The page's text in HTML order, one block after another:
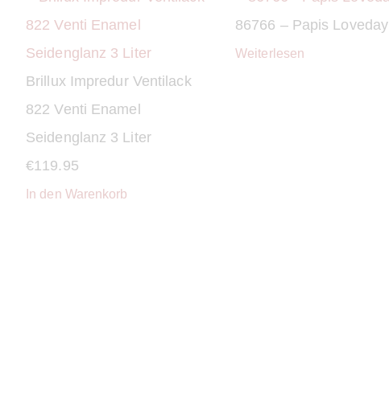
Brillux Impredur Ventilack
822 Venti Enamel
Seidenglanz 3 Liter
€119.95
In den Warenkorb
86766 – Papis Loveday
Weiterlesen